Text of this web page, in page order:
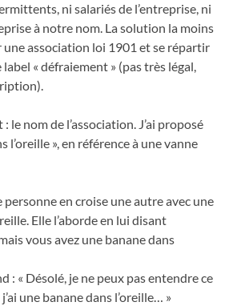
ni salariés de l’entreprise, ni
à notre nom. La solution la moins
une association loi 1901 et se répartir
label « défraiement » (pas très légal,
le nom de l’association. J’ai proposé
l’oreille », en référence à une vanne
personne en croise une autre avec une
Elle l’aborde en lui disant
vous avez une banane dans
: « Désolé, je ne peux pas entendre ce
une banane dans l’oreille… »